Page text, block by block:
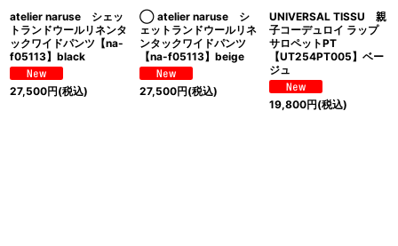
atelier naruse シェッ
トランドウールリネンタ
ックワイドパンツ【na-
f05113】black
27,500円(税込)
◯ atelier naruse シ
ェットランドウールリネ
ンタックワイドパンツ
【na-f05113】beige
27,500円(税込)
UNIVERSAL TISSU 親
子コーデュロイ ラップ
サロペットPT
【UT254PT005】ベー
ジュ
19,800円(税込)